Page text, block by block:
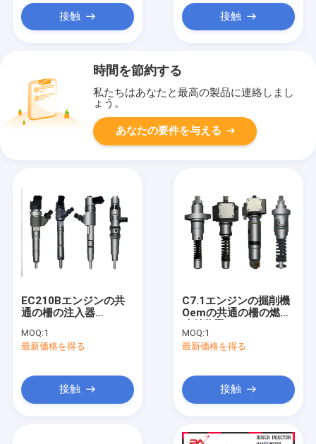
接触 接触
時間を節約する
私たちはあなたと最高の製品に連絡しまし
ょう。
あなたの要件を与える
EC210Bエンジンの共
通の柵の注入器
0986435549
20798683
MOQ:1
最新価格を得る
接触
C7.1エンジンの掘削機
Oemの共通の柵の燃料
0445120348
0445120516
MOQ:1
最新価格を得る
接触